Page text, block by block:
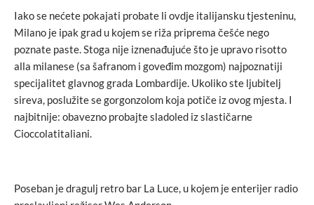
Iako se nećete pokajati probate li ovdje italijansku tjesteninu,
Milano je ipak grad u kojem se riža priprema češće nego
poznate paste. Stoga nije iznenađujuće što je upravo risotto
alla milanese (sa šafranom i goveđim mozgom) najpoznatiji
specijalitet glavnog grada Lombardije. Ukoliko ste ljubitelj
sireva, poslužite se gorgonzolom koja potiče iz ovog mjesta. I
najbitnije: obavezno probajte sladoled iz slastičarne
Cioccolatitaliani.
Poseban je dragulj retro bar La Luce, u kojem je enterijer radio